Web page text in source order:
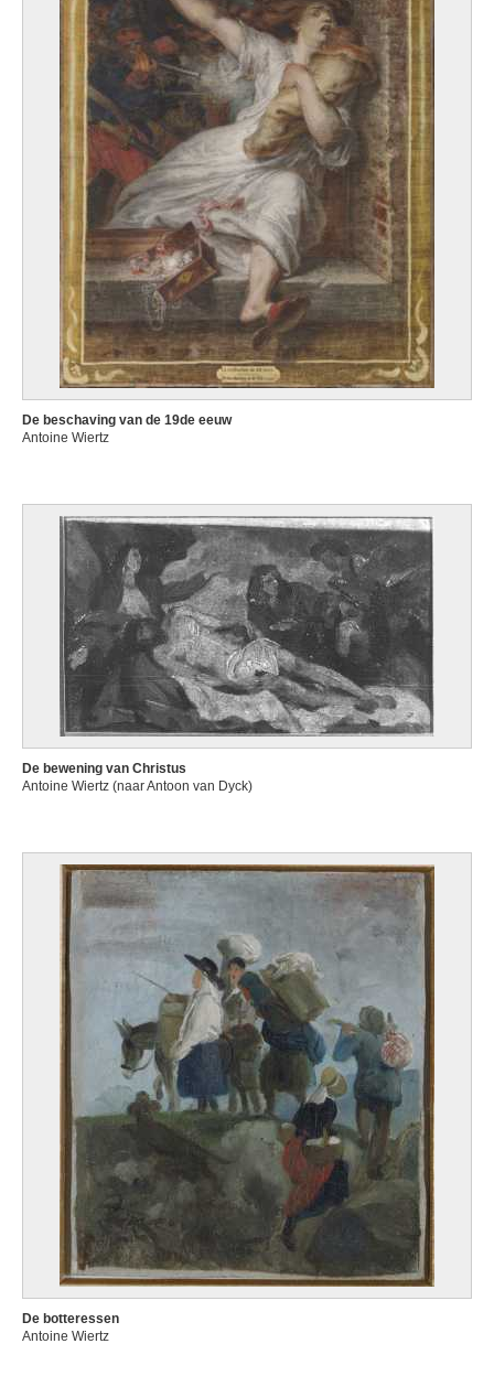
De beschaving van de 19de eeuw
Antoine Wiertz
De bewening van Christus
Antoine Wiertz (naar Antoon van Dyck)
De botteressen
Antoine Wiertz